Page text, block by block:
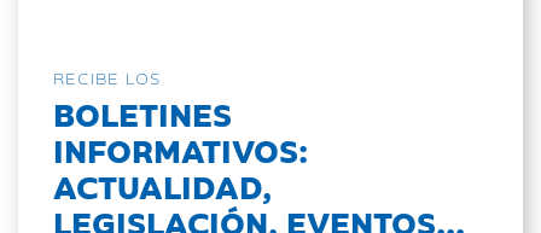
RECIBE LOS
BOLETINES
INFORMATIVOS:
ACTUALIDAD,
LEGISLACIÓN, EVENTOS...